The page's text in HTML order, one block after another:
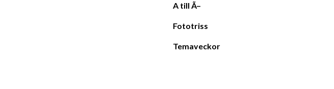
A till Ã–
Fototriss
Temaveckor